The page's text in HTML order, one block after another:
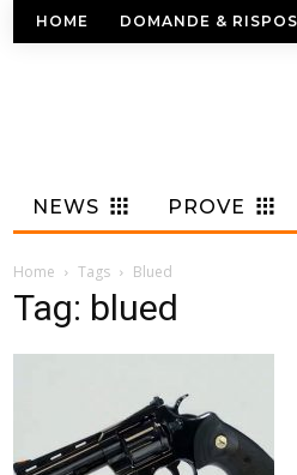
HOME DOMANDE &
NEWS PROVE
Home Tags Blued
Tag: blued